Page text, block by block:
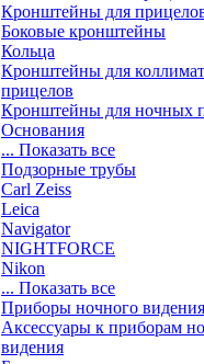
Кронштейны для
Боковые кронштейны
Кольца
Кронштейны для
прицелов
Кронштейны для ночных
Основания
... Показать все
Подзорные трубы
Carl Zeiss
Leica
Navigator
NIGHTFORCE
Nikon
... Показать все
Приборы ночного видения
Аксессуары к приборам
видения